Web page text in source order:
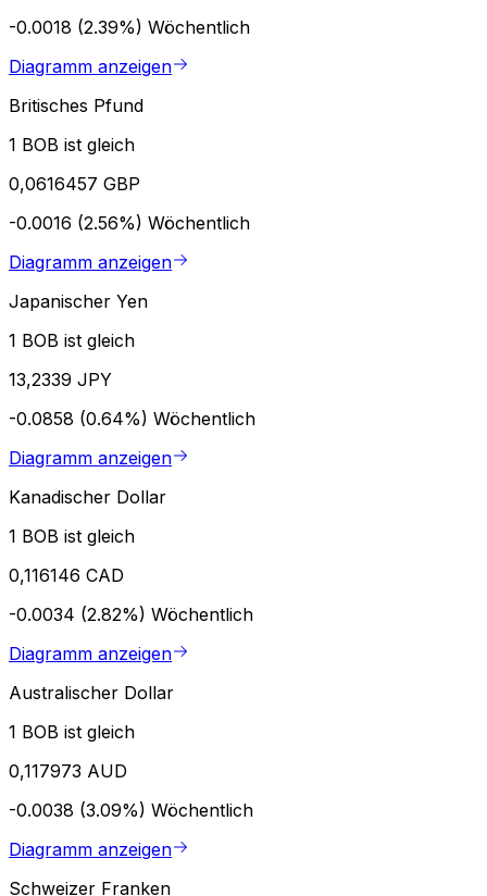
-0.0018 (2.39%) Wöchentlich
Diagramm anzeigen
Britisches Pfund
1 BOB ist gleich
0,0616457 GBP
-0.0016 (2.56%) Wöchentlich
Diagramm anzeigen
Japanischer Yen
1 BOB ist gleich
13,2339 JPY
-0.0858 (0.64%) Wöchentlich
Diagramm anzeigen
Kanadischer Dollar
1 BOB ist gleich
0,116146 CAD
-0.0034 (2.82%) Wöchentlich
Diagramm anzeigen
Australischer Dollar
1 BOB ist gleich
0,117973 AUD
-0.0038 (3.09%) Wöchentlich
Diagramm anzeigen
Schweizer Franken